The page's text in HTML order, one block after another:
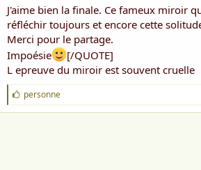
J'aime bien la finale. Ce fameux miroir
réfléchir toujours et encore cette
Merci pour le partage.
Impoésie
[/QUOTE]
L epreuve du miroir est souvent cruelle
J
'
a
personne